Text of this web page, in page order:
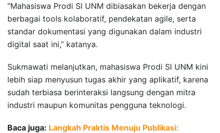
“Mahasiswa Prodi SI UNM dibiasakan bekerja dengan
berbagai tools kolaboratif, pendekatan agile, serta
standar dokumentasi yang digunakan dalam industri
digital saat ini,” katanya.
Sukmawati melanjutkan, mahasiswa Prodi SI UNM kini
lebih siap menyusun tugas akhir yang aplikatif, karena
sudah terbiasa berinteraksi langsung dengan mitra
industri maupun komunitas pengguna teknologi.
Baca juga: Langkah Praktis Menuju Publikasi: